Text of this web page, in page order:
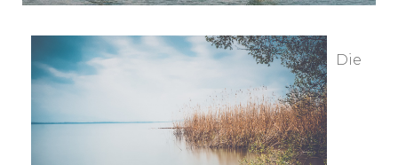
Die